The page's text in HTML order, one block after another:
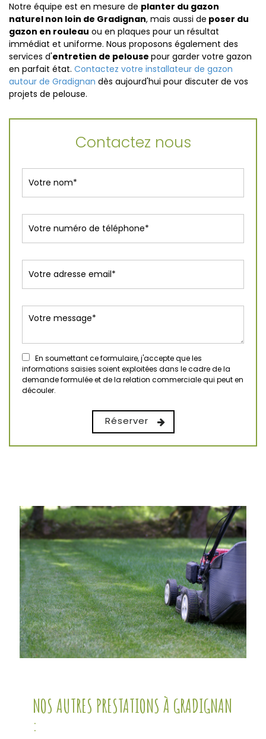
Notre équipe est en mesure de planter du gazon
naturel non loin de Gradignan, mais aussi de poser du
gazon en rouleau ou en plaques pour un résultat
immédiat et uniforme. Nous proposons également des
services d'entretien de pelouse pour garder votre gazon
en parfait état. Contactez votre installateur de gazon
autour de Gradignan dès aujourd'hui pour discuter de vos
projets de pelouse.
Contactez nous
En soumettant ce formulaire, j'accepte que les
informations saisies soient exploitées dans le cadre de la
demande formulée et de la relation commerciale qui peut en
découler.
NOS AUTRES PRESTATIONS À GRADIGNAN
: